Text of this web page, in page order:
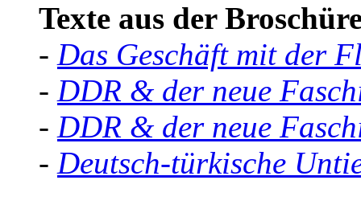
Texte aus der
- Das Geschäft mit der
- DDR & der neue
- DDR & der neue
- Deutsch-türkische